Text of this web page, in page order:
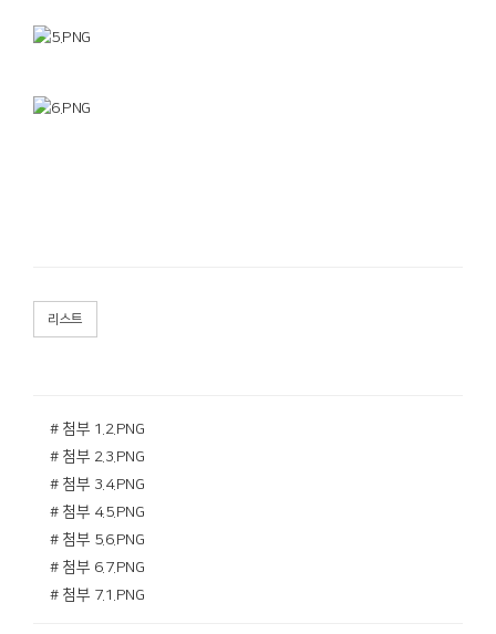
리스트
# 첨부 1.2.PNG
# 첨부 2.3.PNG
# 첨부 3.4.PNG
# 첨부 4.5.PNG
# 첨부 5.6.PNG
# 첨부 6.7.PNG
# 첨부 7.1.PNG